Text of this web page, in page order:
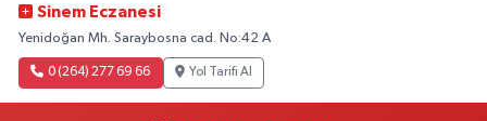
Sinem Eczanesi
Yenidoğan Mh. Saraybosna cad. No:42 A
0 (264) 277 69 66 Yol Tarifi Al